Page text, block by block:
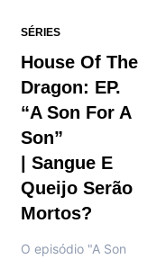
SÉRIES
House Of The
Dragon: EP.
“A Son For A
Son”
| Sangue E
Queijo Serão
Mortos?
O episódio "A Son